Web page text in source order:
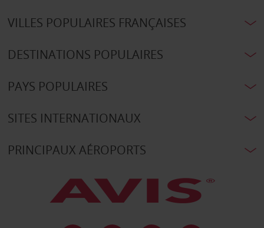
VILLES POPULAIRES FRANÇAISES
DESTINATIONS POPULAIRES
PAYS POPULAIRES
SITES INTERNATIONAUX
PRINCIPAUX AÉROPORTS